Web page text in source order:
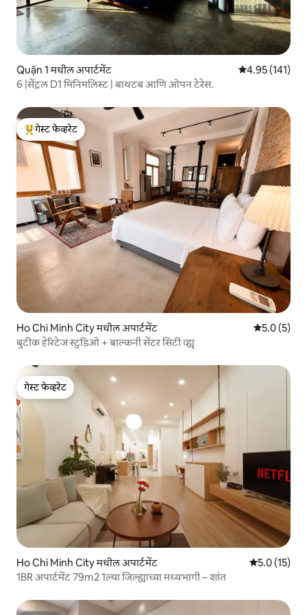
Quận 1 मधील अपार्टमेंट 5 पैकी 4.95
4.95 (141)
6 |सेंट्रल D1 मिनिमलिस्ट | बाथटब आणि ओपन टेरेस.
टॉप गेस्ट फेव्हरेट
गेस्ट फेव्हरेट
Ho Chi Minh City मधील अपार्टमेंट 5 पैकी 5.0
5.0 (5)
बुटीक हेरिटेज स्टुडिओ + बाल्कनी सेंटर सिटी व्ह्यू
गेस्ट फेव्हरेट
गेस्ट फेव्हरेट
Ho Chi Minh City मधील अपार्टमेंट 5 पैकी 5.0
5.0 (15)
1BR अपार्टमेंट 79m2 1ल्या जिल्ह्याच्या मध्यभागी – शांत